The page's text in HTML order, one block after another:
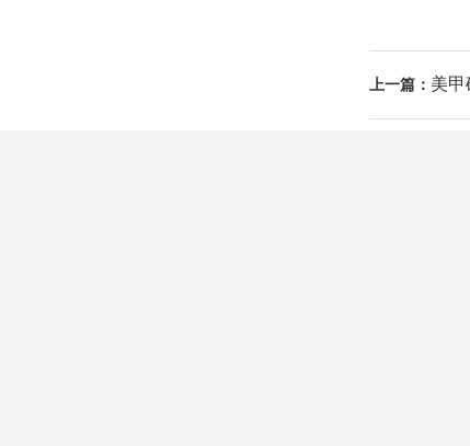
上一篇： 美甲